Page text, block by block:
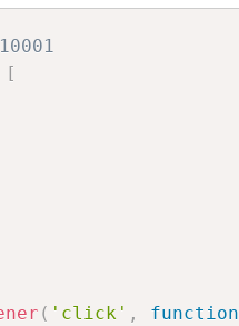
: SWMessage
[
( 'click' , function